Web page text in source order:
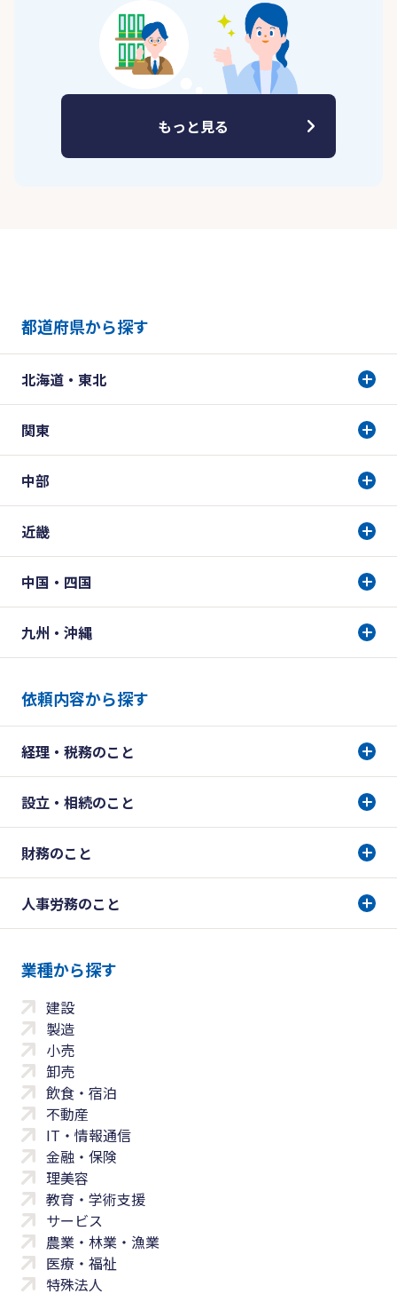
もっと見る
都道府県から探す
北海道・東北
関東
中部
近畿
中国・四国
九州・沖縄
依頼内容から探す
経理・税務のこと
設立・相続のこと
財務のこと
人事労務のこと
業種から探す
建設
製造
小売
卸売
飲食・宿泊
不動産
IT・情報通信
金融・保険
理美容
教育・学術支援
サービス
農業・林業・漁業
医療・福祉
特殊法人